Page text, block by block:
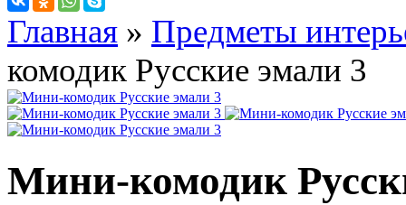
Главная » Предметы
комодик Русские эмали 3
Мини-комодик